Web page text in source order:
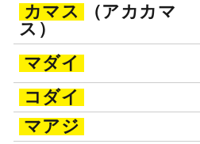
カマス
（アカカマ
ス）
マダイ
コダイ
マアジ